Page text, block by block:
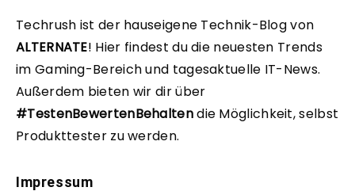
Techrush ist der hauseigene Technik-Blog von
ALTERNATE! Hier findest du die neuesten Trends
im Gaming-Bereich und tagesaktuelle IT-News.
Außerdem bieten wir dir über
#TestenBewertenBehaltendie Möglichkeit, selbst
Produkttester zu werden.
Impressum